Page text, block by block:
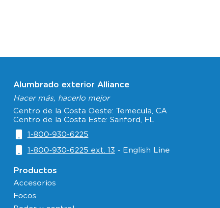
Alumbrado exterior Alliance
Hacer más, hacerlo mejor
Centro de la Costa Oeste: Temecula, CA
Centro de la Costa Este: Sanford, FL
1-800-930-6225
1-800-930-6225 ext. 13 - English Line
Productos
Accesorios
Focos